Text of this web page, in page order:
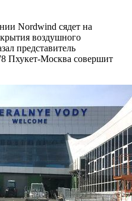
Nordwind сядет на
воздушного
представитель
Пхукет-Москва совершит